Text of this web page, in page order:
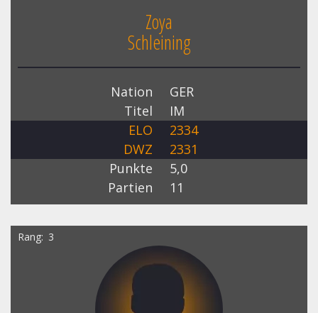
Zoya
Schleining
Nation
GER
Titel
IM
ELO
2334
DWZ
2331
Punkte
5,0
Partien
11
Rang 3